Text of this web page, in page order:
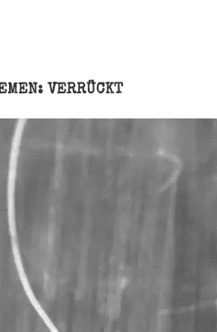
VERRÜCKT